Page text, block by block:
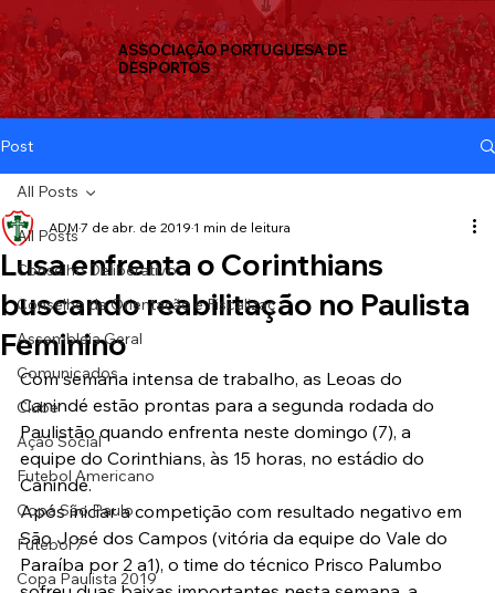
ASSOCIAÇÃO PORTUGUESA DE
DESPORTOS
Post
All Posts
Conselho Deliberativo
Conselho de Orientação e Fiscalizaç
Assembleia Geral
Comunicados
Clube
Ação Social
Futebol Americano
Copa São Paulo
Futebol 7
Copa Paulista 2019
All Posts
Lusa enfrenta o Corinthians
buscando reabilitação no Paulista
Feminino
ADM 7 de abr. de 2019 1 min de leitura
Com semana intensa de trabalho, as Leoas do
Canindé estão prontas para a segunda rodada do
Paulistão quando enfrenta neste domingo (7), a
equipe do Corinthians, às 15 horas, no estádio do
Canindé.
Após iniciar a competição com resultado negativo em
São José dos Campos (vitória da equipe do Vale do
Paraíba por 2 a1), o time do técnico Prisco Palumbo